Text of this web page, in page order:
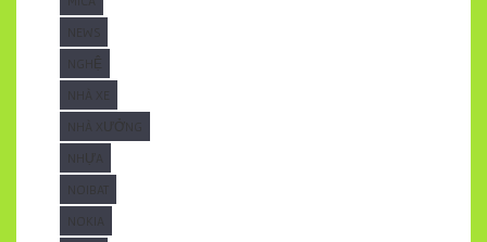
NGHỆ
NHÀ XE
NHÀ XƯỞNG
NHỰA
NOIBAT
NOKIA